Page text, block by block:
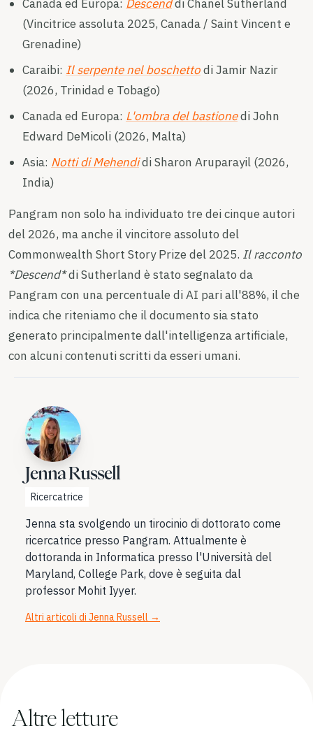
Canada ed Europa: Descenddi Chanel Sutherland
(Vincitrice assoluta 2025, Canada / Saint Vincent e
Grenadine)
Caraibi: Il serpente nel boschettodi Jamir Nazir
(2026, Trinidad e Tobago)
Canada ed Europa: L'ombra del bastionedi John
Edward DeMicoli (2026, Malta)
Asia: Notti di Mehendidi Sharon Aruparayil (2026,
India)
Pangram non solo ha individuato tre dei cinque autori
del 2026, ma anche il vincitore assoluto del
Commonwealth Short Story Prize del 2025. Il racconto
*Descend*di Sutherland è stato segnalato da
Pangram con una percentuale di AI pari all'88%, il che
indica che riteniamo che il documento sia stato
generato principalmente dall'intelligenza artificiale,
con alcuni contenuti scritti da esseri umani.
Jenna Russell
Ricercatrice
Jenna sta svolgendo un tirocinio di dottorato come
ricercatrice presso Pangram. Attualmente è
dottoranda in Informatica presso l'Università del
Maryland, College Park, dove è seguita dal
professor Mohit Iyyer.
Altri articoli di Jenna Russell →
Altre letture